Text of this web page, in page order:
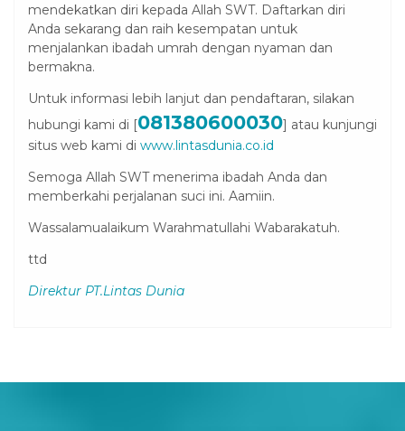
mendekatkan diri kepada Allah SWT. Daftarkan diri
Anda sekarang dan raih kesempatan untuk
menjalankan ibadah umrah dengan nyaman dan
bermakna.
Untuk informasi lebih lanjut dan pendaftaran, silakan
hubungi kami di [081380600030] atau kunjungi
situs web kami di www.lintasdunia.co.id
Semoga Allah SWT menerima ibadah Anda dan
memberkahi perjalanan suci ini. Aamiin.
Wassalamualaikum Warahmatullahi Wabarakatuh.
ttd
Direktur PT.Lintas Dunia